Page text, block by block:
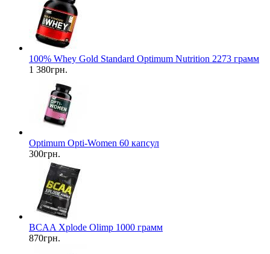
100% Whey Gold Standard Optimum Nutrition 2273 грамм
1 380грн.
Optimum Opti-Women 60 капсул
300грн.
BCAA Xplode Olimp 1000 грамм
870грн.